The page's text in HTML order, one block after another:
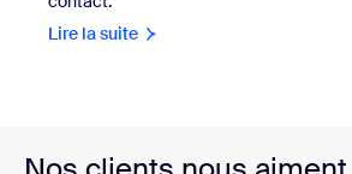
Lire la suite